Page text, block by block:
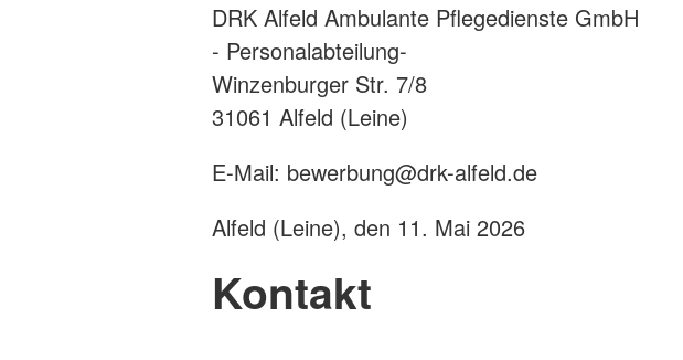
DRK Alfeld Ambulante Pflegedienste GmbH
- Personalabteilung-
Winzenburger Str. 7/8
31061 Alfeld (Leine)
E-Mail: bewerbung@drk-alfeld.de
Alfeld (Leine), den 11. Mai 2026
Kontakt